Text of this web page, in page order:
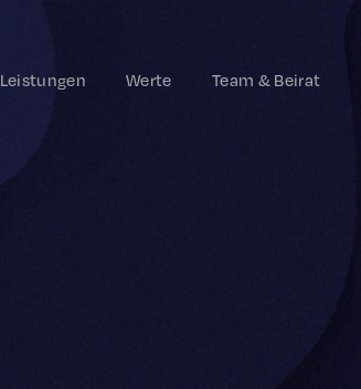
Leistungen Werte Team & Beirat